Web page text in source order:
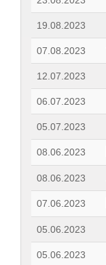
19.08.2023
07.08.2023
12.07.2023
06.07.2023
05.07.2023
08.06.2023
08.06.2023
07.06.2023
05.06.2023
05.06.2023